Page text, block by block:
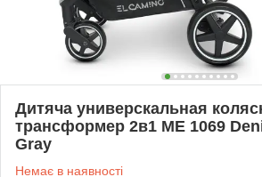
Дитяча универскальная
трансформер 2в1 ME 1069
Gray
Немає в наявності